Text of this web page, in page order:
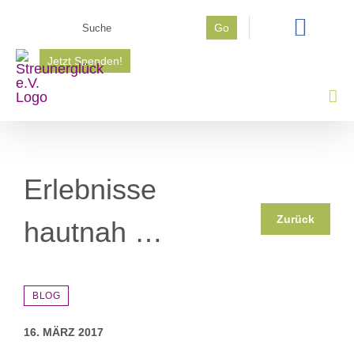
springen
Go
Jetzt Spenden!
Erlebnisse
hautnah …
Zurück
BLOG
16. MÄRZ 2017